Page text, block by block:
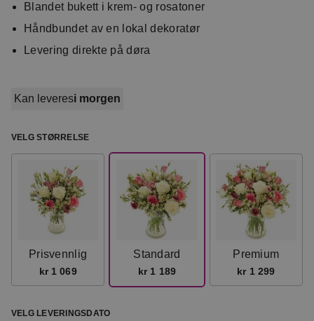
Blandet bukett i krem- og rosatoner
Håndbundet av en lokal dekoratør
Levering direkte på døra
Kan leveresi morgen
VELG STØRRELSE
Prisvennlig
kr 1 069
Standard
kr 1 189
Premium
kr 1 299
VELG LEVERINGSDATO